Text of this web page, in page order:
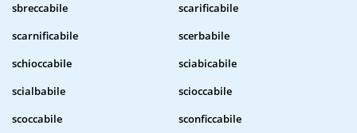
sbreccabile
scarificabile
scarnificabile
scerbabile
schioccabile
sciabicabile
scialbabile
scioccabile
scoccabile
sconficcabile